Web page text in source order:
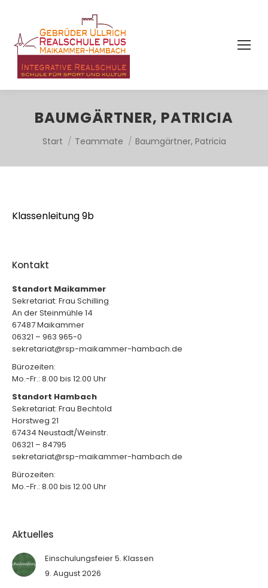
BAUMGÄRTNER, PATRICIA
Sie befinden sich hier:
Start Teammate Baumgärtner, Patricia
Klassenleitung 9b
Kontakt
Standort Maikammer
Sekretariat: Frau Schilling
An der Steinmühle 14
67487 Maikammer
06321 – 963 965-0
sekretariat@rsp-maikammer-hambach.de
Bürozeiten:
Mo.-Fr.: 8.00 bis 12.00 Uhr
Standort Hambach
Sekretariat: Frau Bechtold
Horstweg 21
67434 Neustadt/Weinstr.
06321 – 84795
sekretariat@rsp-maikammer-hambach.de
Bürozeiten:
Mo.-Fr.: 8.00 bis 12.00 Uhr
Aktuelles
Einschulungsfeier 5. Klassen
9. August 2026